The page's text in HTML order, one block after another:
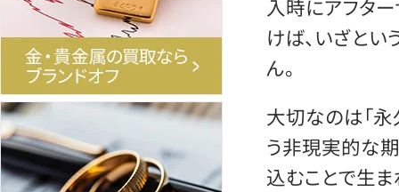
入時にアフタ
けば、いざと
ん。
大切なのは「
う非現実的な
込むことで生